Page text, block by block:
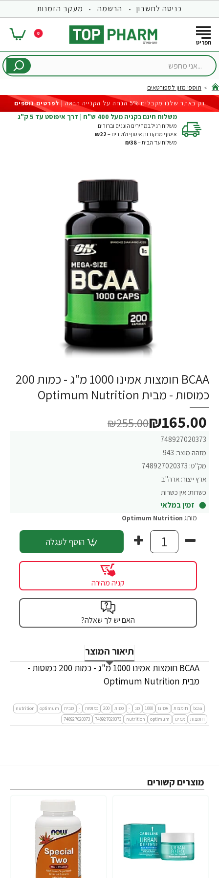
כניסה לחשבון הרשמה מעקב הזמנות
0
...אני
home
תוספי מזון לספורטאים
רק באתר שלנו מקבלים 5% הנחה על הקנייה הבאה |
לפרטים נוספים
משלוח חינם בקניה מעל 400 ש"ח | דרך איפוסט עד 5 ק"ג
משלוח רגיל במחירים הוגנים וברורים:
איסוף מנקודות איסוף ולוקרים – ₪22
משלוח עד הבית –₪38
-35%
BCAA חומצות אמינו 1000 מ"ג - כמות 200
כמוסות - מבית Optimum Nutrition
748927020373
מזהה מוצר: 943
מק"ט: 748927020373
ארץ ייצור: ארה"ב
כשרות: אין כשרות
זמין במלאי
₪165.00
₪255.00
מותג Optimum Nutrition
הוסף לעגלה
קניה מהירה
האם יש לך שאלה?
תיאור המוצר
BCAA חומצות אמינו 1000 מ"ג - כמות 200 כמוסות -
מבית Optimum Nutrition
bcaa חומצות אמינו 1000 מג - כמות 200 כמוסות - מבית optimum
nutrition
חומצות
אמינו optimum
nutrition
748927020373
748927020373
מוצרים קשורים